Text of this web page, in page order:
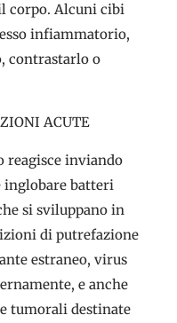
corpo. Alcuni cibi
infiammatorio,
contrastarlo o
ACUTE
reagisce inviando
inglobare batteri
si sviluppano in
di putrefazione
estraneo, virus
e anche
tumorali destinate